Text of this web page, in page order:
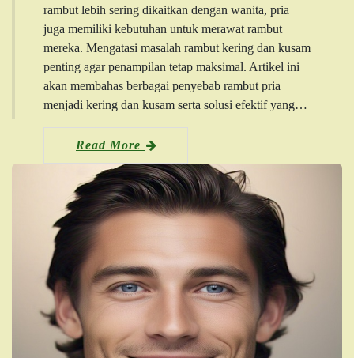
rambut lebih sering dikaitkan dengan wanita, pria
juga memiliki kebutuhan untuk merawat rambut
mereka. Mengatasi masalah rambut kering dan kusam
penting agar penampilan tetap maksimal. Artikel ini
akan membahas berbagai penyebab rambut pria
menjadi kering dan kusam serta solusi efektif yang…
Read More